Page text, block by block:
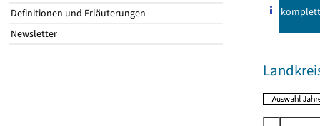
Definitionen und Erläuterungen
Newsletter
komplett